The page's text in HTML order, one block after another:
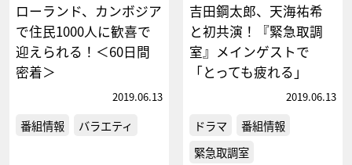
ローランド、カンボジア
で住民1000人に歓喜で
迎えられる！＜60日間
密着＞
2019.06.13
番組情報 バラエティ
吉田鋼太郎、天海祐希
と初共演！『緊急取調
室』メインゲストで
「とっても疲れる」
2019.06.13
ドラマ
番組情報
緊急取調室